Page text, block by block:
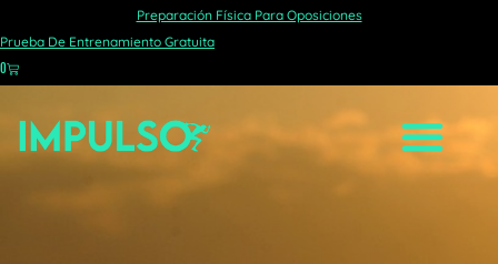
Preparación Física Para Oposiciones
Prueba De Entrenamiento Gratuita
0